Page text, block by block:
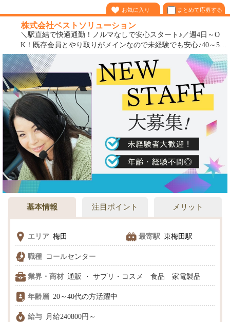
お気に入り まとめて応募する
株式会社ベストソリューション
＼駅直結で快適通勤！ノルマなしで安心スタート♪／週4日～O
K！既存会員とやり取りがメインなので未経験でも安心♪40～50
代活躍中☆時短勤務も可能◎
基本情報 注目ポイント メリット
エリア 梅田 最寄駅 東梅田駅
職種 コールセンター
業界・商材 通販 ・ サプリ・コスメ 食品 家電製品
年齢層 20～40代の方活躍中
給与 月給240800円～